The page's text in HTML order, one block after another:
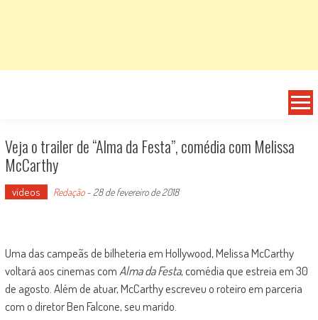
Veja o trailer de “Alma da Festa”, comédia com Melissa
McCarthy
vídeos Redação- 28 de fevereiro de 2018
Uma das campeãs de bilheteria em Hollywood, Melissa McCarthy
voltará aos cinemas com Alma da Festa, comédia que estreia em 30
de agosto. Além de atuar, McCarthy escreveu o roteiro em parceria
com o diretor Ben Falcone, seu marido.